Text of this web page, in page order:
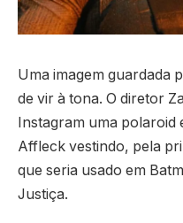
Uma imagem guardada
de vir à tona. O diretor
Instagram uma
Affleck vestindo, pela
que seria usado em
Justiça.